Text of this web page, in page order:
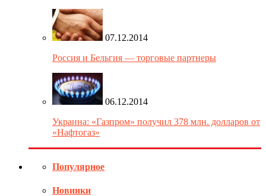
07.12.2014
Россия и Бельгия — торговые партнеры
06.12.2014
Украина: «Газпром» получил 378 млн. долларов от
«Нафтогаз»
Популярное
Новинки